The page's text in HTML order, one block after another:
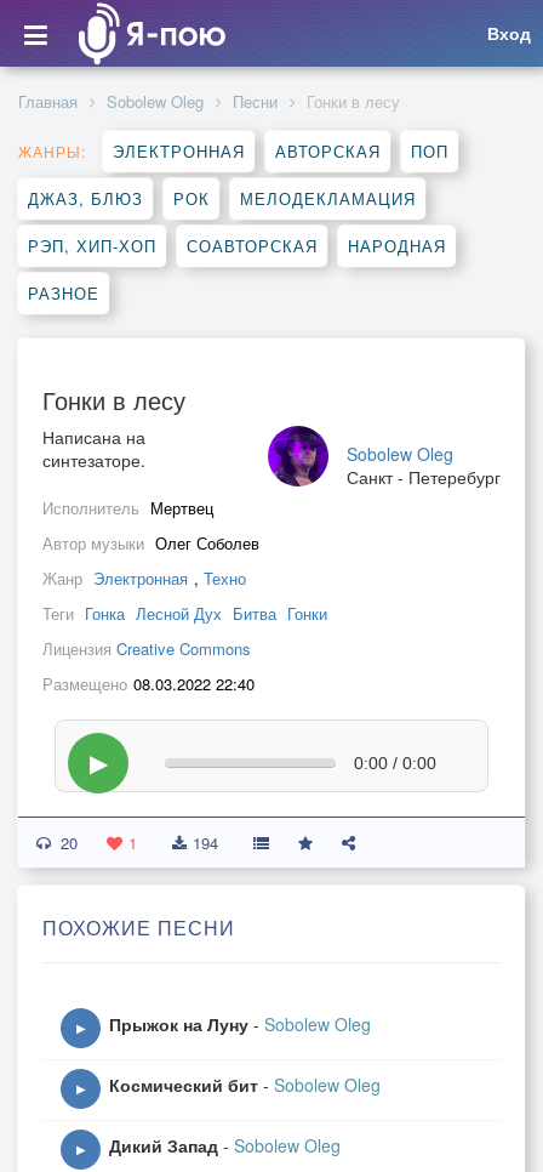
Вход
Главная Sobolew Oleg Песни Гонки в лесу
ЖАНРЫ: ЭЛЕКТРОННАЯ АВТОРСКАЯ ПОП
ДЖАЗ, БЛЮЗ РОК МЕЛОДЕКЛАМАЦИЯ
РЭП, ХИП-ХОП СОАВТОРСКАЯ НАРОДНАЯ
РАЗНОЕ
Гонки в лесу
Sobolew Oleg
Санкт - Петеребург
Написана на
синтезаторе.
Исполнитель Мертвец
Автор музыки Олег Соболев
Жанр Электронная , Техно
Теги Гонка Лесной Дух Битва Гонки
Лицензия Creative Commons
Размещено 08.03.2022 22:40
▶ 0:00 / 0:00
20 1 194
ПОХОЖИЕ ПЕСНИ
▶ Прыжок на Луну - Sobolew Oleg
▶ Космический бит - Sobolew Oleg
▶ Дикий Запад - Sobolew Oleg